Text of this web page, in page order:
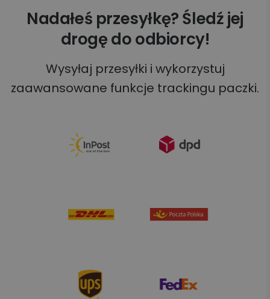
Nadałeś przesyłkę? Śledź jej
drogę do odbiorcy!
Wysyłaj przesyłki i wykorzystuj
zaawansowane funkcje trackingu paczki.